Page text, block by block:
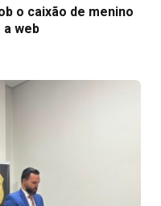
o caixão de menino
a web